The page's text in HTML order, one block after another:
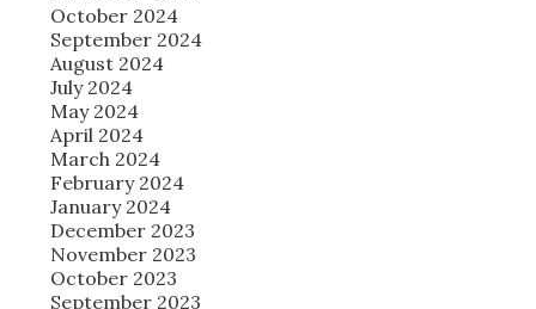
October 2024
September 2024
August 2024
July 2024
May 2024
April 2024
March 2024
February 2024
January 2024
December 2023
November 2023
October 2023
September 2023